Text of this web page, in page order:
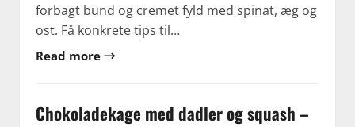
forbagt bund og cremet fyld med spinat, æg og
ost. Få konkrete tips til…
Read more →
Chokoladekage med dadler og squash –